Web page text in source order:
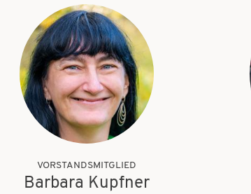
VORSTANDSMITGLIED
Barbara Kupfner